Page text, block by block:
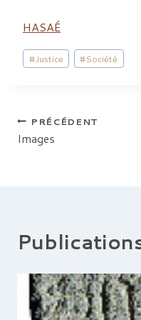
HASAÉ
Étiquettes
de
#Justice #Société
Navigation
PRÉCÉDENT
Images